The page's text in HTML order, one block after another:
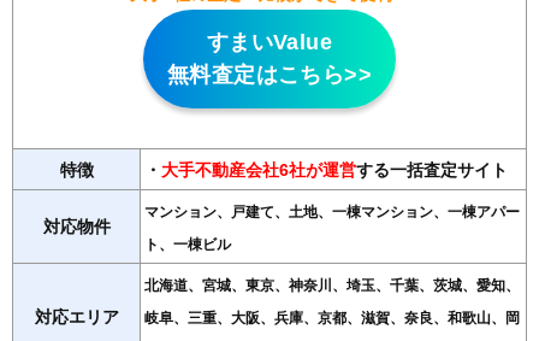
すまいValue
無料査定はこちら>>
特徴 ・ 大手不動産会社6社が運営する一括査定サイト
対応物件
マンション、戸建て、土地、一棟マンション、一棟アパー
ト、一棟ビル
対応エリア
北海道、宮城、東京、神奈川、埼玉、千葉、茨城、愛知、
岐阜、三重、大阪、兵庫、京都、滋賀、奈良、和歌山、岡